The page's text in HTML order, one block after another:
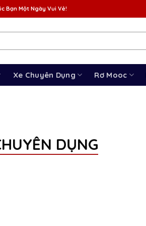
Bạn Một Ngày Vui Vẻ!
Xe Chuyên Dụng Rơ Mooc
DỤNG